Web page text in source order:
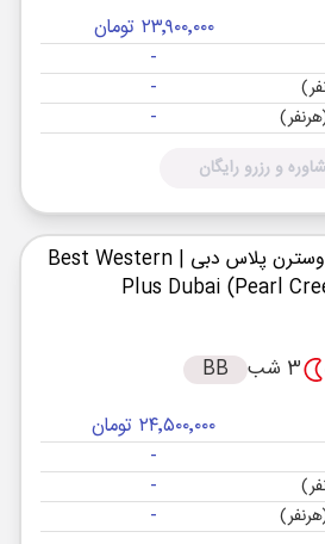
۲۳٬۹۰۰٬۰۰۰ تومان
-
-
-
و رزرو رایگان
پلاس دبی
| Best Western
Plus Dubai (Pearl
3 شب BB
۲۴٬۵۰۰٬۰۰۰ تومان
-
-
-